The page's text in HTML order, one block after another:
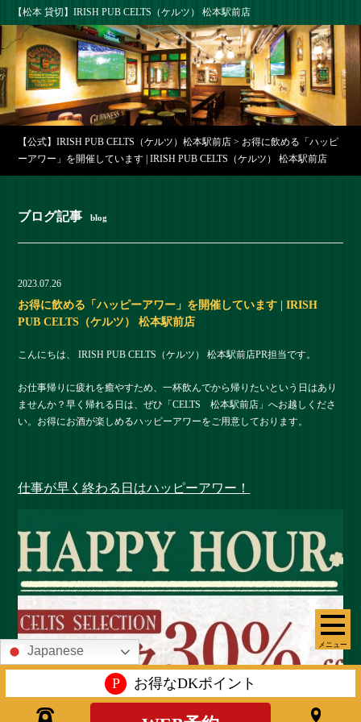
【松本 貸切】IRISH PUB CELTS（ケルツ） 松本駅前店
メニュー
【公式】IRISH PUB CELTS（ケルツ）松本駅前店 > お得に飲める「ハッピ
ーアワー」を開催しています | IRISH PUB CELTS（ケルツ） 松本駅前店
ブログ記事 blog
2023.07.26
お得に飲める「ハッピーアワー」を開催しています | IRISH
PUB CELTS（ケルツ） 松本駅前店
こんにちは、 IRISH PUB CELTS（ケルツ） 松本駅前店PR担当です。
お仕事帰りに疲れを癒やすため、一杯飲んでから帰りたいという日はあり
ませんか？早く帰れる日は、ぜひ「CELTS 松本駅前店」へお越しくださ
い。お得にお酒が楽しめるハッピーアワーをご用意しております。
仕事が早く終わる日はハッピーアワー！
Japanese
P お得なDKポイント